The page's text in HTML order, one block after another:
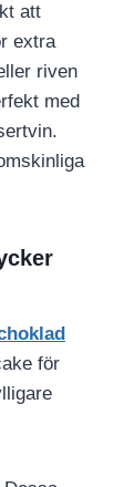
att
extra
riven
med
för